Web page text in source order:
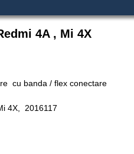
4A , Mi 4X
cu banda / flex conectare
4X, 2016117